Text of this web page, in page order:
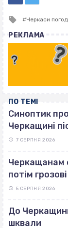
Tagged
Черкаси
РЕКЛАМА
ПО ТЕМІ
Синоптик
Черкащині
7 СЕРПНЯ 2026
Черкащанам
потім
5 СЕРПНЯ 2026
До
шквали